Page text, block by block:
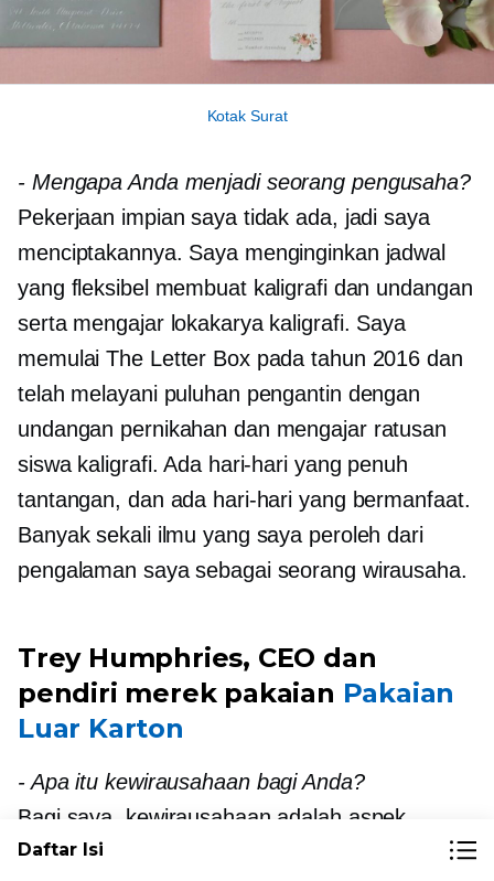
Kotak Surat
-Mengapa Anda menjadi seorang pengusaha?
Pekerjaan impian saya tidak ada, jadi saya
menciptakannya. Saya menginginkan jadwal
yang fleksibel membuat kaligrafi dan undangan
serta mengajar lokakarya kaligrafi. Saya
memulai The Letter Box pada tahun 2016 dan
telah melayani puluhan pengantin dengan
undangan pernikahan dan mengajar ratusan
siswa kaligrafi. Ada hari-hari yang penuh
tantangan, dan ada hari-hari yang bermanfaat.
Banyak sekali ilmu yang saya peroleh dari
pengalaman saya sebagai seorang wirausaha.
Trey Humphries, CEO dan
pendiri merek pakaian Pakaian
Luar Karton
-Apa itu kewirausahaan bagi Anda?
Bagi saya, kewirausahaan adalah aspek
mendasar dalam memiliki karier yang Anda
Daftar Isi